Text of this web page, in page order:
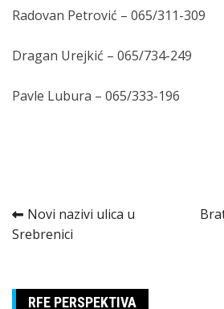
Radovan Petrović – 065/311-309
Dragan Urejkić – 065/734-249
Pavle Lubura – 065/333-196
Kretanje
članka
Novi nazivi ulica u
Srebrenici
RFE PERSPEKTIVA